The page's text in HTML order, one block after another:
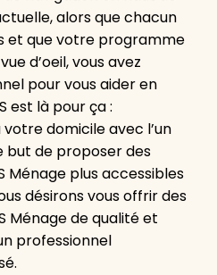
alors que chacun
et que votre programme
d’oeil, vous avez
pour vous aider en
est là pour ça :
votre domicile avec l’un
but de proposer des
Ménage plus accessibles
désirons vous offrir des
Ménage de qualité et
professionnel